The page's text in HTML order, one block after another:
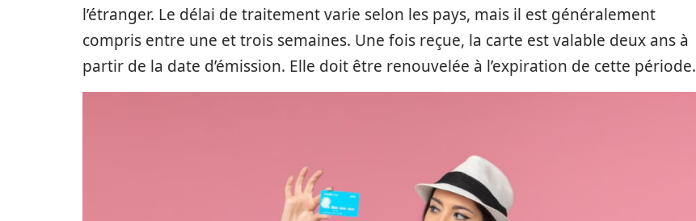
l’étranger. Le délai de traitement varie selon les pays, mais il est généralement
compris entre une et trois semaines. Une fois reçue, la carte est valable deux ans à
partir de la date d’émission. Elle doit être renouvelée à l’expiration de cette période.